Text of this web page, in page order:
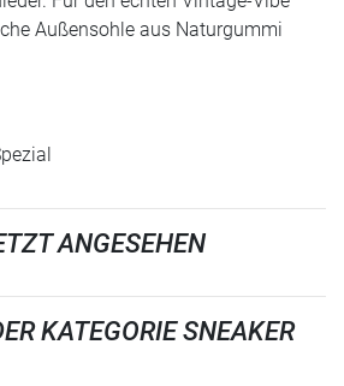
Außensohle aus Naturgummi
ANGESEHEN
KATEGORIE SNEAKER